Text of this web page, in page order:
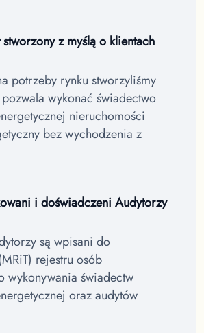
stworzony z myślą o klientach
potrzeby rynku stworzyliśmy
wykonać świadectwo
nieruchomości
bez wychodzenia z
i doświadczeni Audytorzy
są wpisani do
rejestru osób
wykonywania świadectw
oraz audytów